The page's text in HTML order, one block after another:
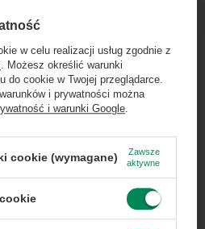
Dell
Professional
Gwarancja na 12
Używany
Green
informacje o zniżkach i
naszym sklepie!
od razu, aby odebrać
telefonicznym
rabatu!
powyżej 300 zł. Oferta
w celu realizacji usług zgodnie z
. Możesz określić warunki
do cookie w Twojej przeglądarce.
i prywatności można
i warunki Google.
cookie (wymagane)
Zawsze
aktywne